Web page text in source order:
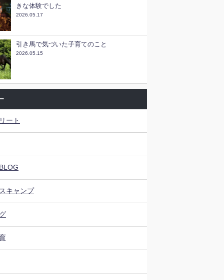
きな体験でした
2026.05.17
引き馬で気づいた子育てのこと
2026.05.15
ート
キャンプ